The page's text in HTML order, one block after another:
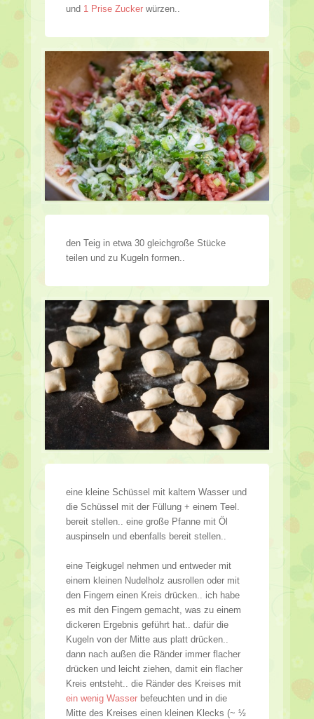
und 1 Prise Zucker würzen..
den Teig in etwa 30 gleichgroße Stücke
teilen und zu Kugeln formen..
eine kleine Schüssel mit kaltem Wasser und
die Schüssel mit der Füllung + einem Teel.
bereit stellen.. eine große Pfanne mit Öl
auspinseln und ebenfalls bereit stellen..
eine Teigkugel nehmen und entweder mit
einem kleinen Nudelholz ausrollen oder mit
den Fingern einen Kreis drücken.. ich habe
es mit den Fingern gemacht, was zu einem
dickeren Ergebnis geführt hat.. dafür die
Kugeln von der Mitte aus platt drücken..
dann nach außen die Ränder immer flacher
drücken und leicht ziehen, damit ein flacher
Kreis entsteht.. die Ränder des Kreises mit
ein wenig Wasser befeuchten und in die
Mitte des Kreises einen kleinen Klecks (~ ½